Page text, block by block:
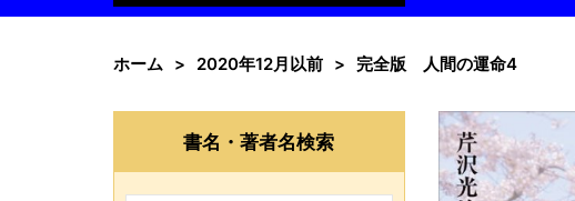
ホーム 2020年12月以前 完全版 人間の運命4
書名・著者名検索